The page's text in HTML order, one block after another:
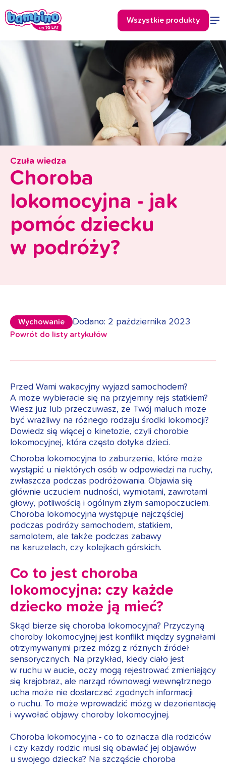
Czuła wiedza
Choroba
lokomocyjna - jak
pomóc dziecku
w podróży?
Wychowanie Dodano: 2 października 2023
Powrót do listy artykułów
Przed Wami wakacyjny wyjazd samochodem?
A może wybieracie się na przyjemny rejs statkiem?
Wiesz już lub przeczuwasz, że Twój maluch może
być wrażliwy na różnego rodzaju środki lokomocji?
Dowiedz się więcej o kinetozie, czyli chorobie
lokomocyjnej, która często dotyka dzieci.
Choroba lokomocyjna to zaburzenie, które może
wystąpić u niektórych osób w odpowiedzi na ruchy,
zwłaszcza podczas podróżowania. Objawia się
głównie uczuciem nudności, wymiotami, zawrotami
głowy, potliwością i ogólnym złym samopoczuciem.
Choroba lokomocyjna występuje najczęściej
podczas podróży samochodem, statkiem,
samolotem, ale także podczas zabawy
na karuzelach, czy kolejkach górskich.
Co to jest choroba
lokomocyjna: czy każde
dziecko może ją mieć?
Skąd bierze się choroba lokomocyjna? Przyczyną
choroby lokomocyjnej jest konflikt między sygnałami
otrzymywanymi przez mózg z różnych źródeł
sensorycznych. Na przykład, kiedy ciało jest
w ruchu w aucie, oczy mogą rejestrować zmieniający
się krajobraz, ale narząd równowagi wewnętrznego
ucha może nie dostarczać zgodnych informacji
o ruchu. To może wprowadzić mózg w dezorientację
i wywołać objawy choroby lokomocyjnej.
Choroba lokomocyjna - co to oznacza dla rodziców
i czy każdy rodzic musi się obawiać jej objawów
u swojego dziecka? Na szczęście choroba